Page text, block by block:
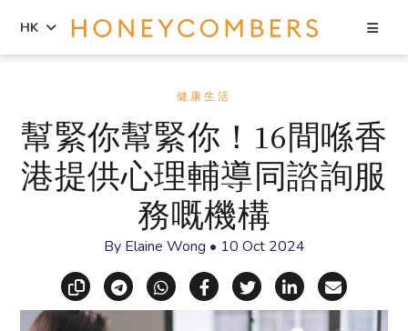
content
primary
sidebar
HK
健康生活
幫緊你幫緊你！16間喺香
港提供心理輔導同諮詢服
務嘅機構
By Elaine Wong • 10 Oct 2024
Copy linkShare via Telegram
Share via WhatsApp
Share on Facebook
Share on X
Share on
Share